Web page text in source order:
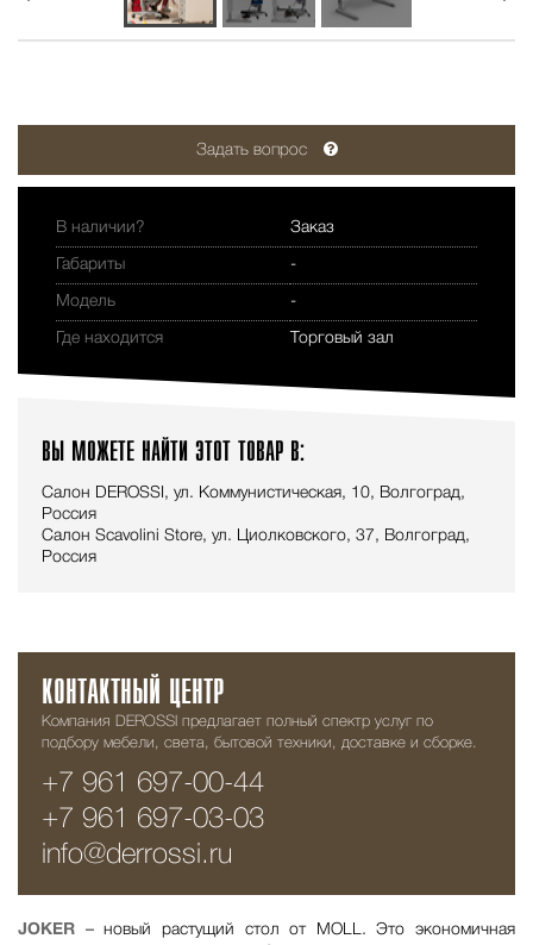
Задать вопрос
В наличии? Заказ
Габариты -
Модель -
Где находится Торговый зал
ВЫ МОЖЕТЕ НАЙТИ ЭТОТ ТОВАР В:
Салон DEROSSI, ул. Коммунистическая, 10, Волгоград,
Россия
Салон Scavolini Store, ул. Циолковского, 37, Волгоград,
Россия
КОНТАКТНЫЙ ЦЕНТР
Компания DEROSSI предлагает полный спектр услуг по
подбору мебели, света, бытовой техники, доставке и сборке.
+7 961 697-00-44
+7 961 697-03-03
info@derrossi.ru
JOKER – новый растущий стол от MOLL. Это экономичная